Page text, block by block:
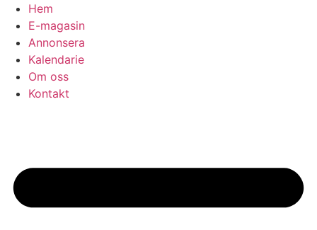
Hoppa
innehåll
Hem
E-magasin
Annonsera
Kalendarie
Om oss
Kontakt